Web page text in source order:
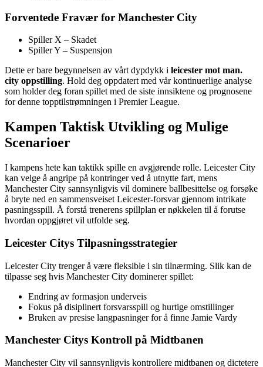
Forventede Fravær for Manchester City
Spiller X – Skadet
Spiller Y – Suspensjon
Dette er bare begynnelsen av vårt dypdykk i leicester mot man.
city oppstilling. Hold deg oppdatert med vår kontinuerlige analyse
som holder deg foran spillet med de siste innsiktene og prognosene
for denne topptilstrømningen i Premier League.
Kampen Taktisk Utvikling og Mulige
Scenarioer
I kampens hete kan taktikk spille en avgjørende rolle. Leicester City
kan velge å angripe på kontringer ved å utnytte fart, mens
Manchester City sannsynligvis vil dominere ballbesittelse og forsøke
å bryte ned en sammensveiset Leicester-forsvar gjennom intrikate
pasningsspill. Å forstå trenerens spillplan er nøkkelen til å forutse
hvordan oppgjøret vil utfolde seg.
Leicester Citys Tilpasningsstrategier
Leicester City trenger å være fleksible i sin tilnærming. Slik kan de
tilpasse seg hvis Manchester City dominerer spillet:
Endring av formasjon underveis
Fokus på disiplinert forsvarsspill og hurtige omstillinger
Bruken av presise langpasninger for å finne Jamie Vardy
Manchester Citys Kontroll på Midtbanen
Manchester City vil sannsynligvis kontrollere midtbanen og dictetere